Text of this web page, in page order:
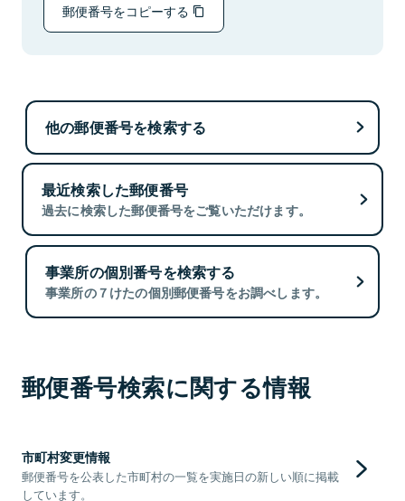
郵便番号をコピーする
他の郵便番号を検索する
最近検索した郵便番号
過去に検索した郵便番号をご覧いただけます。
事業所の個別番号を検索する
事業所の７けたの個別郵便番号をお調べします。
郵便番号検索に関する情報
市町村変更情報
郵便番号を公表した市町村の一覧を実施日の新しい順に掲載
しています。